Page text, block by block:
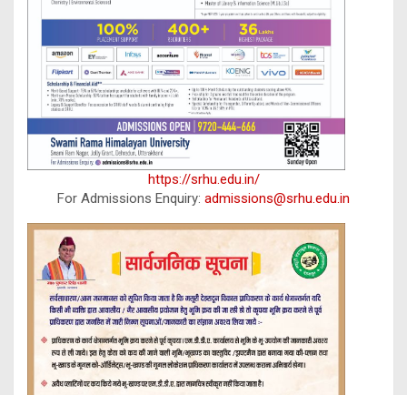
https://srhu.edu.in/
For Admissions Enquiry: admissions@srhu.edu.in